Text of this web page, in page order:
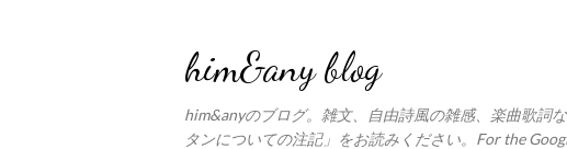
him&any blog
him&anyのブログ。雑文、自由詩風の雑感、楽曲歌詞
タンについての注記」をお読みください。For the